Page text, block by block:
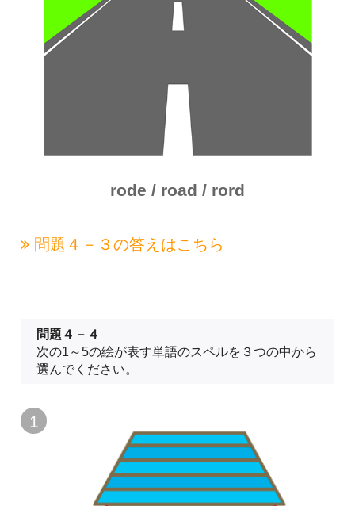
rode / road / rord
問題４－３の答えはこちら
問題４－４
次の1～5の絵が表す単語のスペルを３つの中から
選んでください。
1